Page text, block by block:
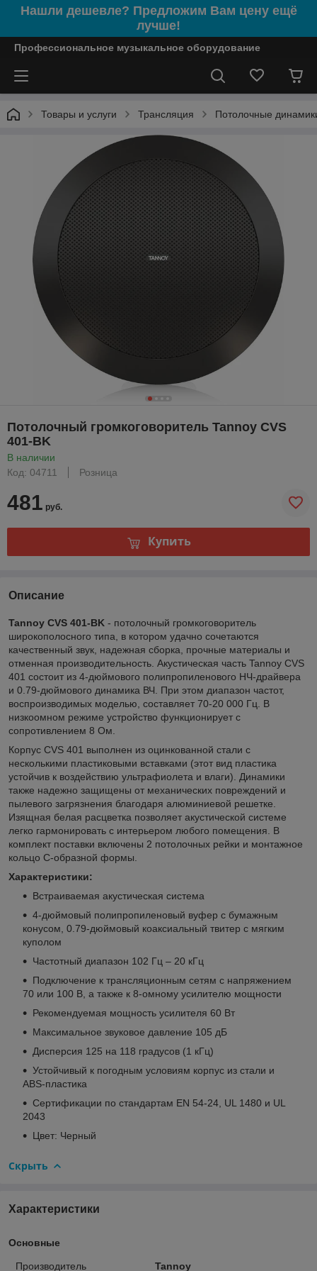
Нашли дешевле? Предложим Вам цену ещё
лучше!
Профессиональное музыкальное оборудование
Товары и услуги Трансляция Потолочные
Потолочный громкоговоритель Tannoy CVS
401-BK
В наличии
Код: 04711
Розница
481 руб.
Купить
Описание
Tannoy CVS 401-BK - потолочный громкоговоритель
широкополосного типа, в котором удачно сочетаются
качественный звук, надежная сборка, прочные материалы и
отменная производительность. Акустическая часть Tannoy CVS
401 состоит из 4-дюймового полипропиленового НЧ-драйвера
и 0.79-дюймового динамика ВЧ. При этом диапазон частот,
воспроизводимых моделью, составляет 70-20 000 Гц. В
низкоомном режиме устройство функционирует с
сопротивлением 8 Ом.
Корпус CVS 401 выполнен из оцинкованной стали с
несколькими пластиковыми вставками (этот вид пластика
устойчив к воздействию ультрафиолета и влаги). Динамики
также надежно защищены от механических повреждений и
пылевого загрязнения благодаря алюминиевой решетке.
Изящная белая расцветка позволяет акустической системе
легко гармонировать с интерьером любого помещения. В
комплект поставки включены 2 потолочных рейки и монтажное
кольцо С-образной формы.
Характеристики:
Встраиваемая акустическая система
4-дюймовый полипропиленовый вуфер с бумажным
конусом, 0.79-дюймовый коаксиальный твитер с мягким
куполом
Частотный диапазон 102 Гц – 20 кГц
Подключение к трансляционным сетям с напряжением
70 или 100 В, а также к 8-омному усилителю мощности
Рекомендуемая мощность усилителя 60 Вт
Максимальное звуковое давление 105 дБ
Дисперсия 125 на 118 градусов (1 кГц)
Устойчивый к погодным условиям корпус из стали и
ABS-пластика
Сертификации по стандартам EN 54-24, UL 1480 и UL
2043
Цвет: Черный
Скрыть
Характеристики
Основные
Производитель Tannoy